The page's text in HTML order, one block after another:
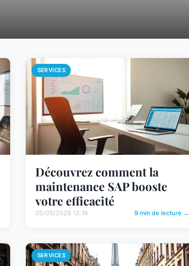
SERVICES
Découvrez comment la
maintenance SAP booste
votre efficacité
05/05/2026 13:19 9 min de lecture →
SERVICES